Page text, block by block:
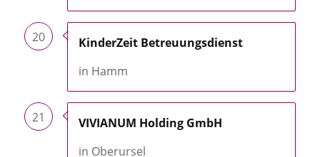
20
KinderZeit Betreuungsdienst
in Hamm
21
VIVIANUM Holding GmbH
in Oberursel